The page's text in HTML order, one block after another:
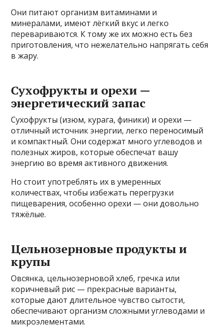
Они питают организм витаминами и
минералами, имеют лёгкий вкус и легко
перевариваются. К тому же их можно есть без
приготовления, что нежелательно напрягать себя
в жару.
Сухофрукты и орехи —
энергетический запас
Сухофрукты (изюм, курага, финики) и орехи —
отличный источник энергии, легко переносимый
и компактный. Они содержат много углеводов и
полезных жиров, которые обеспечат вашу
энергию во время активного движения.
Но стоит употреблять их в умеренных
количествах, чтобы избежать перегрузки
пищеварения, особенно орехи — они довольно
тяжёлые.
Цельнозерновые продукты и
крупы
Овсянка, цельнозерновой хлеб, гречка или
коричневый рис — прекрасные варианты,
которые дают длительное чувство сытости,
обеспечивают организм сложными углеводами и
микроэлементами.